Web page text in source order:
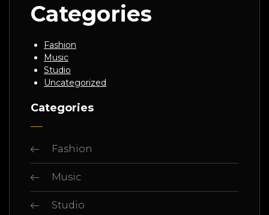
Categories
Fashion
Music
Studio
Uncategorized
Categories
Fashion
Music
Studio